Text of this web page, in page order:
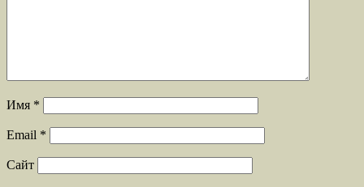
Имя *
Email *
Сайт